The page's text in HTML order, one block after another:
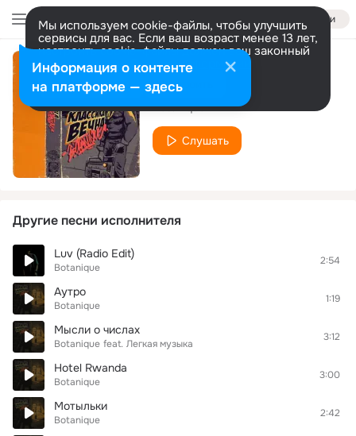
Войти
Мы используем cookie-файлы, чтобы улучшить
сервисы для вас. Если ваш возраст менее 13 лет,
настроить cookie-файлы должен ваш законный
представитель. Больше информации
Разрешить все Настроить
Каждому своё
Botanique
Слушать
Другие песни исполнителя
Luv (Radio Edit)
Botanique
2:54
Аутро
Botanique
1:19
Мысли о числах
Botanique feat. Легкая музыка
3:12
Hotel Rwanda
Botanique
3:00
Мотыльки
Botanique
2:42
Информация о контенте
на платформе — здесь